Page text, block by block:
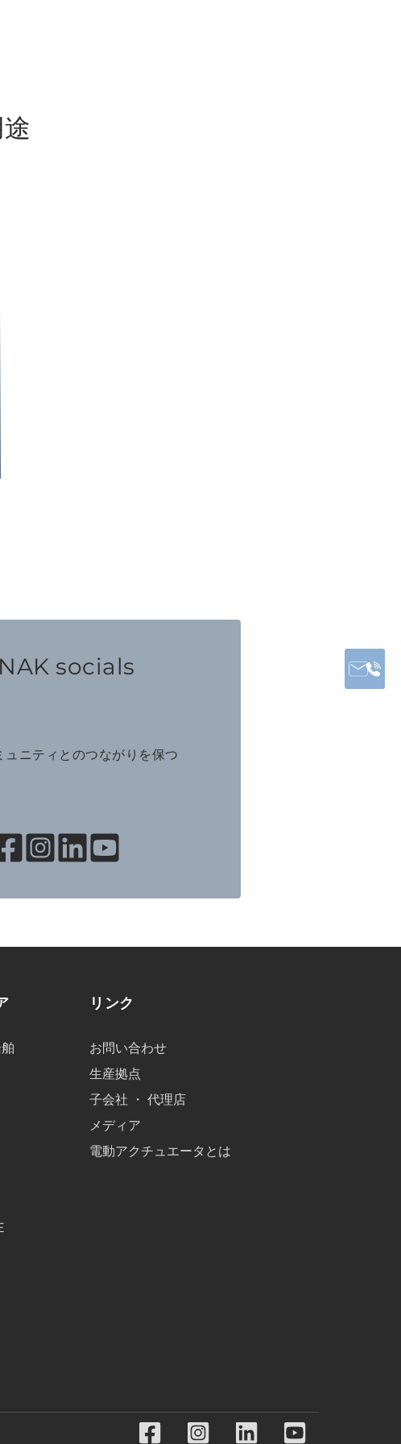
socials
ニティとのつながりを保つ
リンク
お問い合わせ
生産拠点
子会社 ・ 代理店
メディア
電動アクチュエータとは